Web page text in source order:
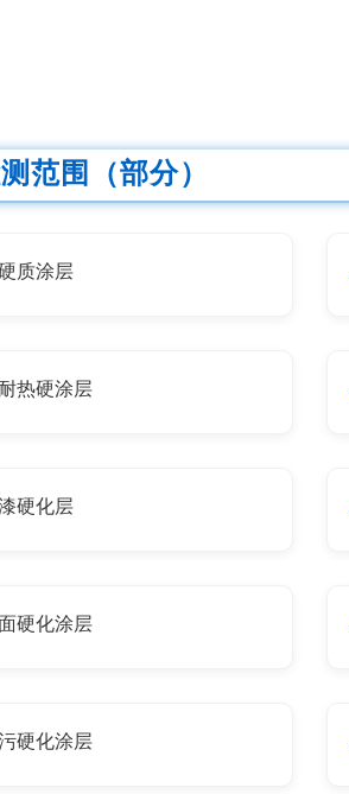
范围（部分）
质涂层
热硬涂层
硬化层
硬化涂层
硬化涂层